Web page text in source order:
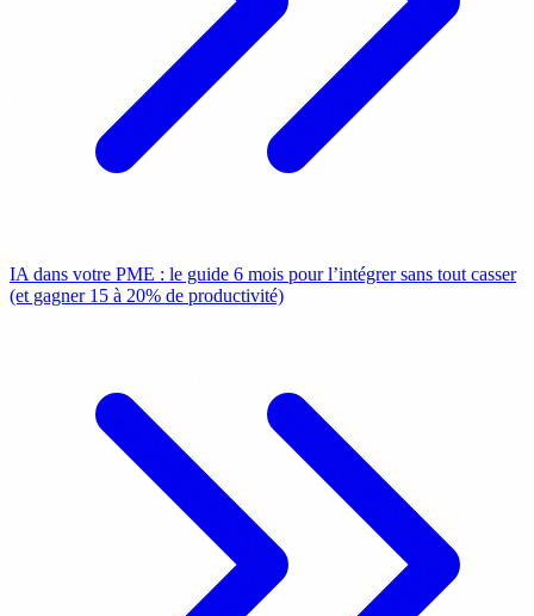
IA dans votre PME : le guide 6 mois pour l’intégrer sans tout casser
(et gagner 15 à 20% de productivité)